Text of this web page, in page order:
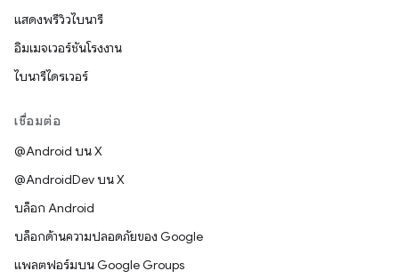
แสดงพรีวิวไบนารี
อิมเมจเวอร์ชันโรงงาน
ไบนารีไดรเวอร์
เชื่อมต่อ
@Android บน X
@AndroidDev บน X
บล็อก Android
บล็อกด้านความปลอดภัยของ Google
แพลตฟอร์มบน Google Groups